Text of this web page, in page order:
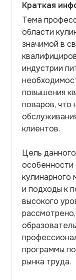
Краткая
Тема
области
значимой в
индустрии
повышения
поваров, что
клиентов.
Цель
особенности
кулинарного
и подходы к
высокого
программы
рынка труда.